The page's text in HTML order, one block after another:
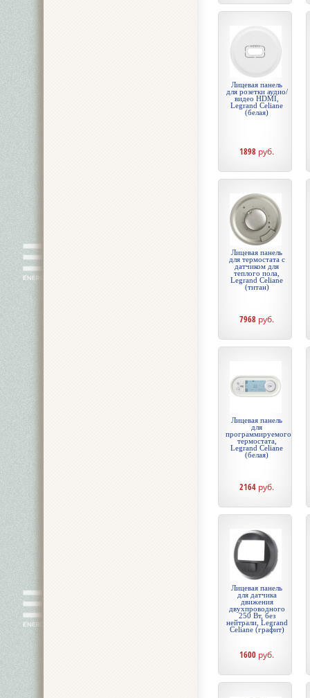
Лицевая панель
для розетки аудио/
видео HDMI,
Legrand Celiane
(белая)
1898 руб.
Лицевая панель
для термостата с
датчиком для
теплого пола,
Legrand Celiane
(титан)
7968 руб.
Лицевая панель
для
программируемого
термостата,
Legrand Celiane
(белая)
2164 руб.
Лицевая панель
для датчика
движения
двухпроводного
250 Вт, без
нейтрали, Legrand
Celiane (графит)
1600 руб.